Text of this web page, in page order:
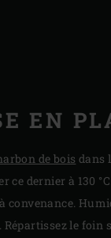
EN
de bois dans
ce dernier à 130
convenance.
Répartissez le foin